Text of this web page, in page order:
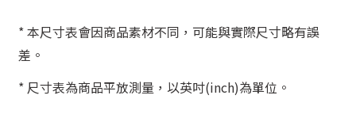
* 本尺寸表會因商品素材不同，可能與實際尺寸略有誤
差。
* 尺寸表為商品平放測量，以英吋(inch)為單位。